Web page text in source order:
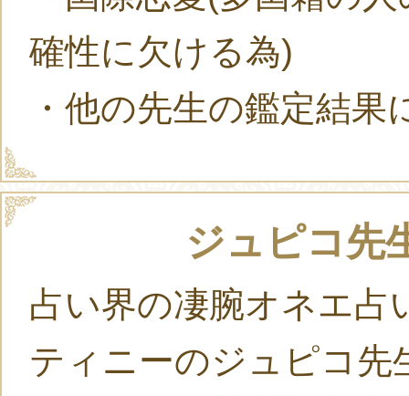
確性に欠ける為)
・他の先生の鑑定結
ジュピコ先
占い界の凄腕オネエ占
ティニーのジュピコ先